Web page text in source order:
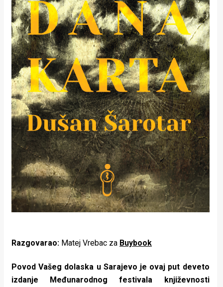
Aktivizam
Aktuelnosti
Promo
About
Urban
Magazin
Razgovarao: Matej Vrebac za Buybook
Povod Vašeg dolaska u Sarajevo je ovaj put deveto
izdanje Međunarodnog festivala književnosti